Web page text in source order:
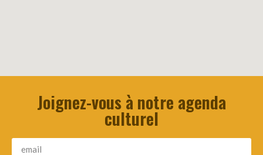
Joignez-vous à notre agenda
culturel